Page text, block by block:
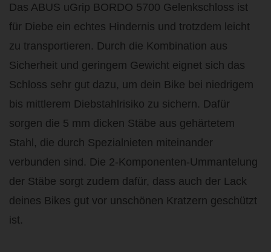
Das ABUS uGrip BORDO 5700 Gelenkschloss ist
für Diebe ein echtes Hindernis und trotzdem leicht
zu transportieren. Durch die Kombination aus
Sicherheit und geringem Gewicht eignet sich das
Schloss sehr gut dazu, um dein Bike bei niedrigem
bis mittlerem Diebstahlrisiko zu sichern. Dafür
sorgen die 5 mm dicken Stäbe aus gehärtetem
Stahl, die durch Spezialnieten miteinander
verbunden sind. Die 2-Komponenten-Ummantelung
der Stäbe sorgt zudem dafür, dass auch der Lack
deines Bikes gut vor unschönen Kratzern geschützt
ist.